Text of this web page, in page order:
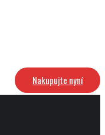
Nakupujte nyní